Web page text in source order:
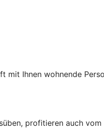
mit Ihnen wohnende
profitieren auch vom